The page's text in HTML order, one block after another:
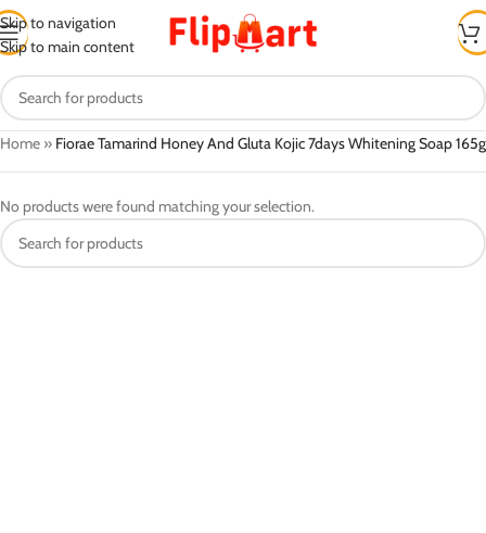
Skip to navigation
Skip to main content
Home » Fiorae Tamarind Honey And Gluta Kojic 7days Whitening Soap 165g
No products were found matching your selection.